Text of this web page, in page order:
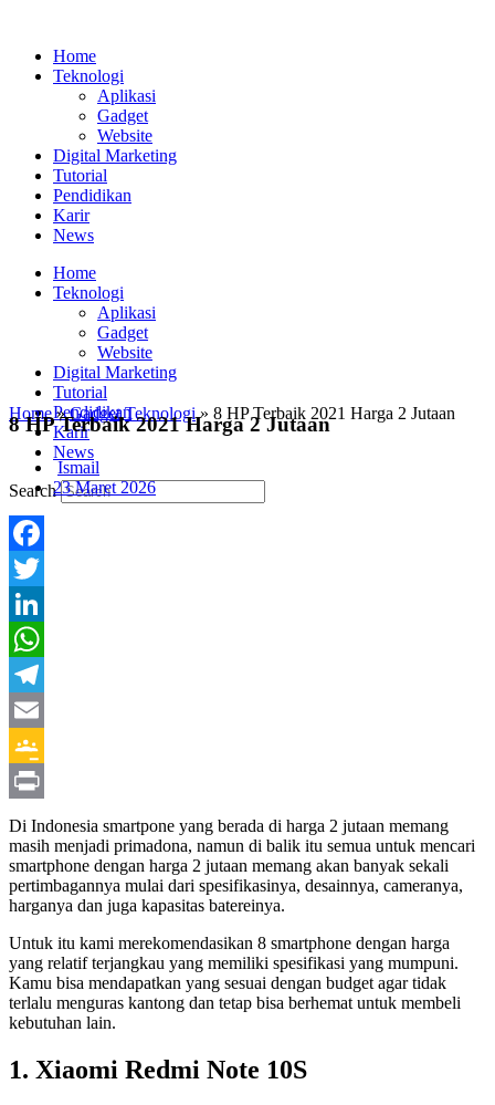
Home
Teknologi
Aplikasi
Gadget
Website
Digital Marketing
Tutorial
Pendidikan
Karir
News
Home
Teknologi
Aplikasi
Gadget
Website
Digital Marketing
Tutorial
Pendidikan
Karir
News
Search
Home»Gadget,Teknologi» 8 HP Terbaik 2021 Harga 2 Jutaan
8 HP Terbaik 2021 Harga 2 Jutaan
Ismail
23 Maret 2026
Facebook
Twitter
LinkedIn
WhatsApp
Telegram
Email
Google
Classroom
Print
Di Indonesia smartpone yang berada di harga 2 jutaan memang
masih menjadi primadona, namun di balik itu semua untuk mencari
smartphone dengan harga 2 jutaan memang akan banyak sekali
pertimbagannya mulai dari spesifikasinya, desainnya, cameranya,
harganya dan juga kapasitas batereinya.
Untuk itu kami merekomendasikan 8 smartphone dengan harga
yang relatif terjangkau yang memiliki spesifikasi yang mumpuni.
Kamu bisa mendapatkan yang sesuai dengan budget agar tidak
terlalu menguras kantong dan tetap bisa berhemat untuk membeli
kebutuhan lain.
1. Xiaomi Redmi Note 10S